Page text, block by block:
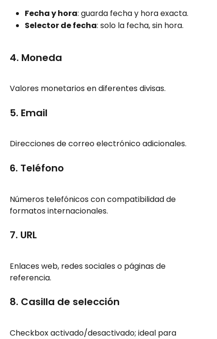
Fecha y hora: guarda fecha y hora exacta.
Selector de fecha: solo la fecha, sin hora.
4. Moneda
Valores monetarios en diferentes divisas.
5. Email
Direcciones de correo electrónico adicionales.
6. Teléfono
Números telefónicos con compatibilidad de
formatos internacionales.
7. URL
Enlaces web, redes sociales o páginas de
referencia.
8. Casilla de selección
Checkbox activado/desactivado; ideal para